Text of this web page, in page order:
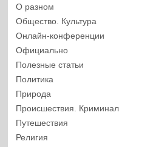
О разном
Общество. Культура
Онлайн-конференции
Официально
Полезные статьи
Политика
Природа
Происшествия. Криминал
Путешествия
Религия